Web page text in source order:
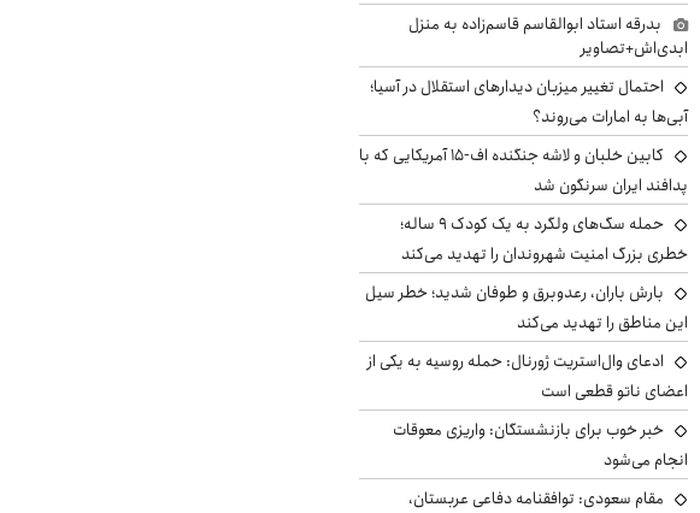
بدرقه استاد ابوالقاسم قاسم‌زاده به منزل
ابدی‌اش+تصاویر
احتمال تغییر میزبان دیدارهای استقلال در آسیا؛
آبی‌ها به امارات می‌روند؟
کابین خلبان و لاشه جنگنده اف-۱۵ آمریکایی که با
پدافند ایران سرنگون شد
حمله سگ‌های ولگرد به یک کودک ۹ ساله؛
خطری بزرگ امنیت شهروندان را تهدید می‌کند
بارش باران، رعدوبرق و طوفان شدید؛ خطر سیل
این مناطق را تهدید می‌کند
ادعای وال‌استریت ژورنال: حمله روسیه به یکی از
اعضای ناتو قطعی است
خبر خوب برای بازنشستگان: واریزی معوقات
انجام می‌شود
مقام سعودی: توافقنامه دفاعی عربستان،